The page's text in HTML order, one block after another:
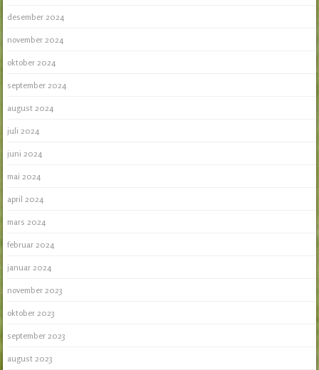
desember 2024
november 2024
oktober 2024
september 2024
august 2024
juli 2024
juni 2024
mai 2024
april 2024
mars 2024
februar 2024
januar 2024
november 2023
oktober 2023
september 2023
august 2023